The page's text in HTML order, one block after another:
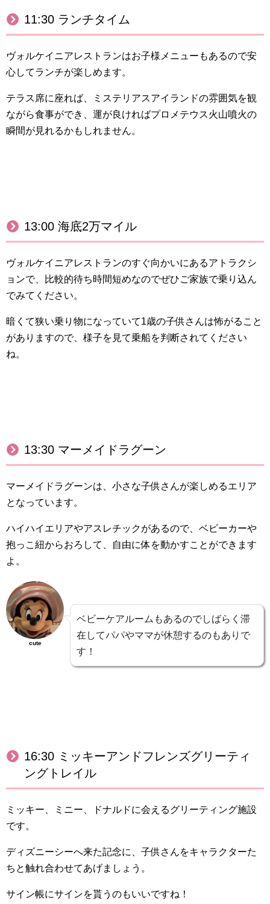
11:30 ランチタイム
ヴォルケイニアレストランはお子様メニューもあるので安
心してランチが楽しめます。
テラス席に座れば、ミステリアスアイランドの雰囲気を観
ながら食事ができ、 運が良ければプロメテウス火山噴火の
瞬間が見れるかもしれません。
13:00 海底2万マイル
ヴォルケイニアレストランのすぐ向かいにあるアトラクシ
ョンで、比較的待ち時間短めなのでぜひご家族で乗り込ん
でみてください。
暗くて狭い乗り物になっていて1歳の子供さんは怖がること
がありますので、様子を見て乗船を判断されてください
ね。
13:30 マーメイドラグーン
マーメイドラグーンは、小さな子供さんが楽しめるエリア
となっています。
ハイハイエリアやアスレチックがあるので、ベビーカーや
抱っこ紐からおろして、自由に体を動かすことができます
よ。
cute
ベビーケアルームもあるのでしばらく滞
在してパパやママが休憩するのもありで
す！
16:30 ミッキーアンドフレンズグリーティ
ングトレイル
ミッキー、ミニー、ドナルドに会えるグリーティング施設
です。
ディズニーシーへ来た記念に、子供さんをキャラクターた
ちと触れ合わせてあげましょう。
サイン帳にサインを貰うのもいいですね！